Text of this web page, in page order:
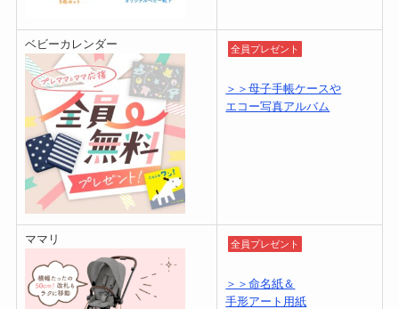
ベビーカレンダー 全員プレゼント
＞＞母子手帳ケースや
エコー写真アルバム
ママリ 全員プレゼント
＞＞命名紙＆
手形アート用紙